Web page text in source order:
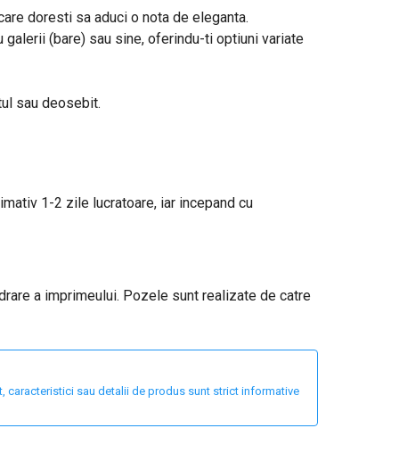
doresti sa aduci o nota de eleganta.
(bare) sau sine, oferindu-ti optiuni variate
sau deosebit.
1-2 zile lucratoare, iar incepand cu
a imprimeului. Pozele sunt realizate de catre
caracteristici sau detalii de produs sunt strict informative